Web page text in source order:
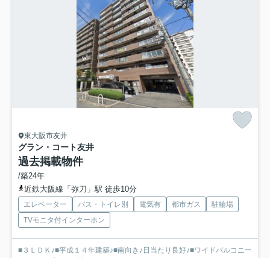
東大阪市友井
グラン・コート友井
過去掲載物件
/築24年
近鉄大阪線「弥刀」駅 徒歩10分
エレベーター バス・トイレ別 電気有 都市ガス
駐輪場
TVモニタ付インターホン
■３ＬＤＫ♪■平成１４年建築♪■南向き♪日当たり良好♪■ワイドバルコニー